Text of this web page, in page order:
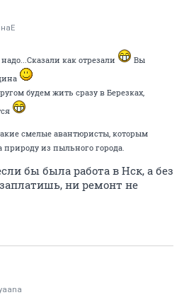
как отрезали
Вы
будем жить сразу в Березках,
смелые авантюристы, которым
природу из пыльного города.
бы была работа в Нск, а без
ни ремонт не